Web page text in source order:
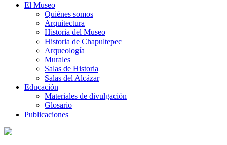
El Museo
Quiénes somos
Arquitectura
Historia del Museo
Historia de Chapultepec
Arqueología
Murales
Salas de Historia
Salas del Alcázar
Educación
Materiales de divulgación
Glosario
Publicaciones